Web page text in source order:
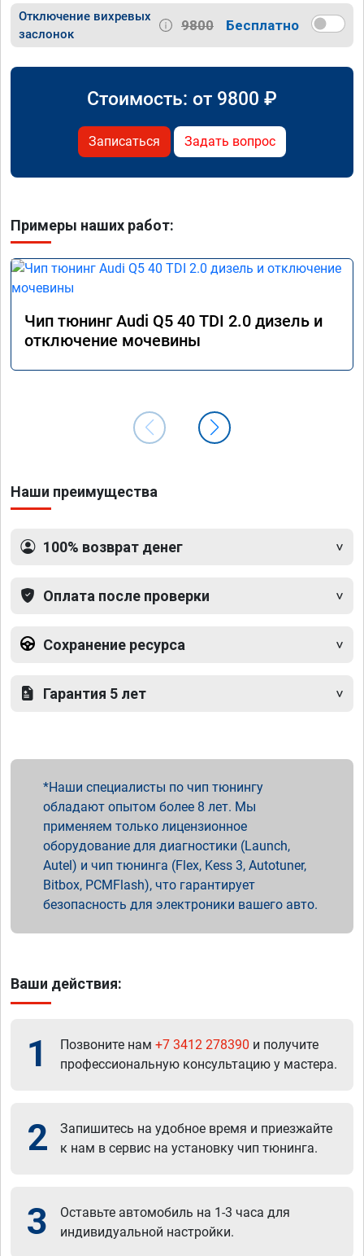
Отключение вихревых
заслонок
9800 Бесплатно
Стоимость: от 9800 ₽
Записаться Задать вопрос
Примеры наших работ:
Чип тюнинг Audi Q5 40 TDI 2.0 дизель и
отключение мочевины
Наши преимущества
100% возврат денег
Оплата после проверки
Сохранение ресурса
Гарантия 5 лет
Наши специалисты по чип тюнингу
обладают опытом более 8 лет. Мы
применяем только лицензионное
оборудование для диагностики (Launch,
Autel) и чип тюнинга (Flex, Kess 3, Autotuner,
Bitbox, PCMFlash), что гарантирует
безопасность для электроники вашего авто.
Ваши действия:
1 Позвоните нам +7 3412 278390 и получите
профессиональную консультацию у мастера.
2
Запишитесь на удобное время и приезжайте
к нам в сервис на установку чип тюнинга.
3
Оставьте автомобиль на 1-3 часа для
индивидуальной настройки.